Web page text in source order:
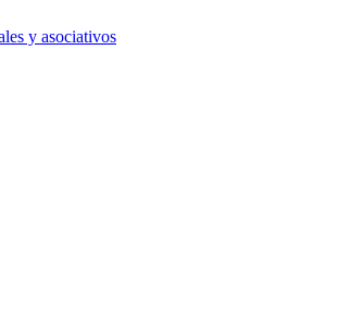
y asociativos